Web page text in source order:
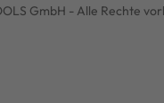
GmbH - Alle Rechte